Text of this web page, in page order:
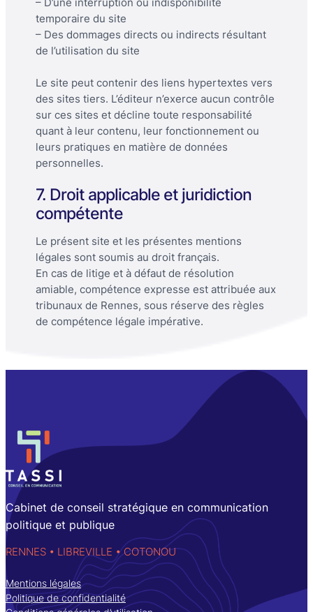
– D’une interruption ou indisponibilité
temporaire du site
– Des dommages directs ou indirects résultant
de l’utilisation du site
Le site peut contenir des liens hypertextes vers
des sites tiers. L’éditeur n’exerce aucun contrôle
sur ces sites et décline toute responsabilité
quant à leur contenu, leur fonctionnement ou
leurs pratiques en matière de données
personnelles.
7. Droit applicable et juridiction
compétente
Le présent site et les présentes mentions
légales sont soumis au droit français.
En cas de litige et à défaut de résolution
amiable, compétence expresse est attribuée aux
tribunaux de Rennes, sous réserve des règles
de compétence légale impérative.
Cabinet de conseil stratégique en communication
politique et publique
RENNES • LIBREVILLE • COTONOU
Mentions légales
Politique de confidentialité